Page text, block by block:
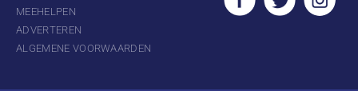
MEEHELPEN
ADVERTEREN
ALGEMENE VOORWAARDEN